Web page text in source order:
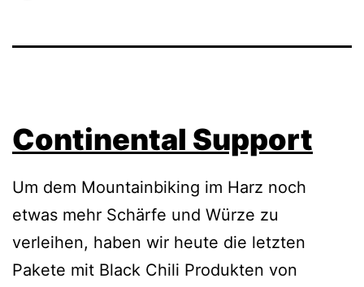
Continental Support
Um dem Mountainbiking im Harz noch
etwas mehr Schärfe und Würze zu
verleihen, haben wir heute die letzten
Pakete mit Black Chili Produkten von